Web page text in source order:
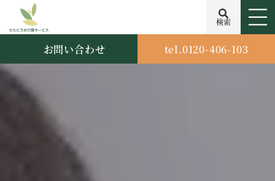
検索
お問い合わせ tel.0120-406-103